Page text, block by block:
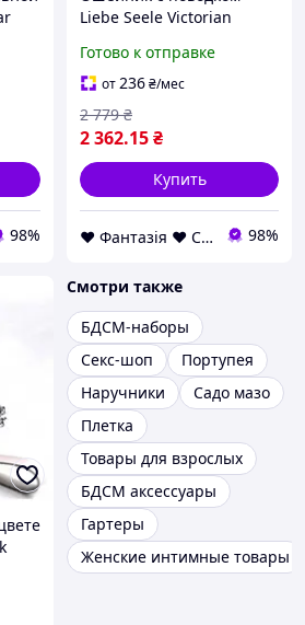
98%
Liebe Seele Victorian
Готово к отправке
от236₴/мес
2 362.15₴
2 779 ₴
Купить
❤ Фантазія ❤ Секс шоп інтернет магазин товарів для дорослих ❤ Анонімно 98%
Смотри также
БДСМ-наборы
Секс-шоп
Портупея
Наручники
Садо мазо
Плетка
Товары для взрослых
БДСМ аксессуары
Гартеры
Женские интимные товары